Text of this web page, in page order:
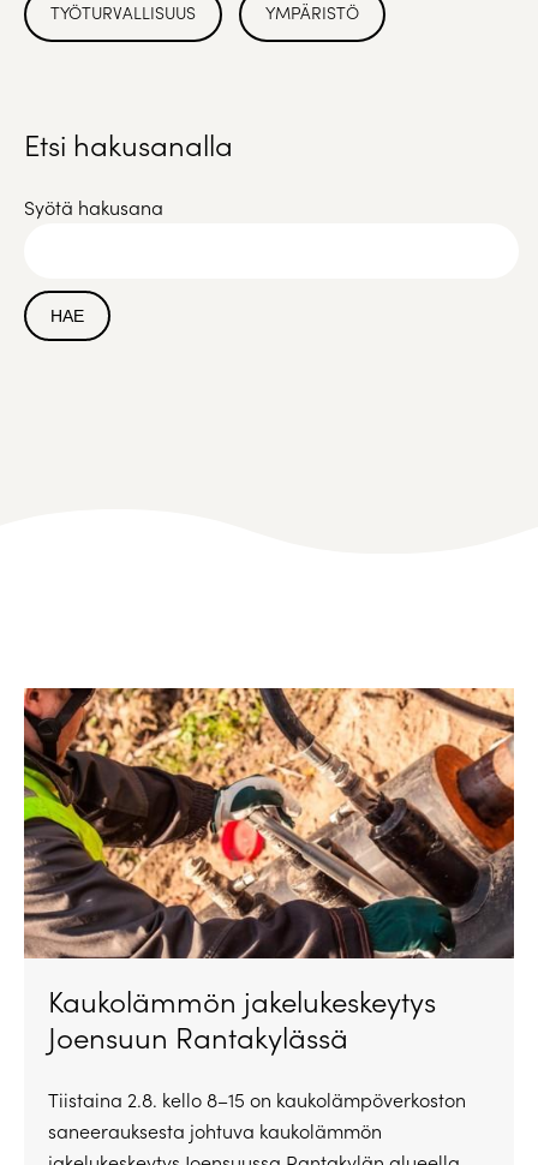
TYÖTURVALLISUUS YMPÄRISTÖ
Etsi hakusanalla
Syötä hakusana
Kaukolämmön jakelukeskeytys
Joensuun Rantakylässä
Tiistaina 2.8. kello 8–15 on kaukolämpöverkoston
saneerauksesta johtuva kaukolämmön